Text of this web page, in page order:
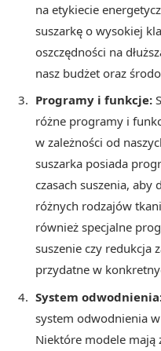
na etykiecie
suszarkę o wysokiej
oszczędności na
nasz budżet oraz
Programy i funkcje:
różne programy i
w zależności od
suszarka posiada
czasach suszenia, aby
różnych rodzajów
również specjalne
suszenie czy redukcja
przydatne w
System
system odwodnienia
Niektóre modele